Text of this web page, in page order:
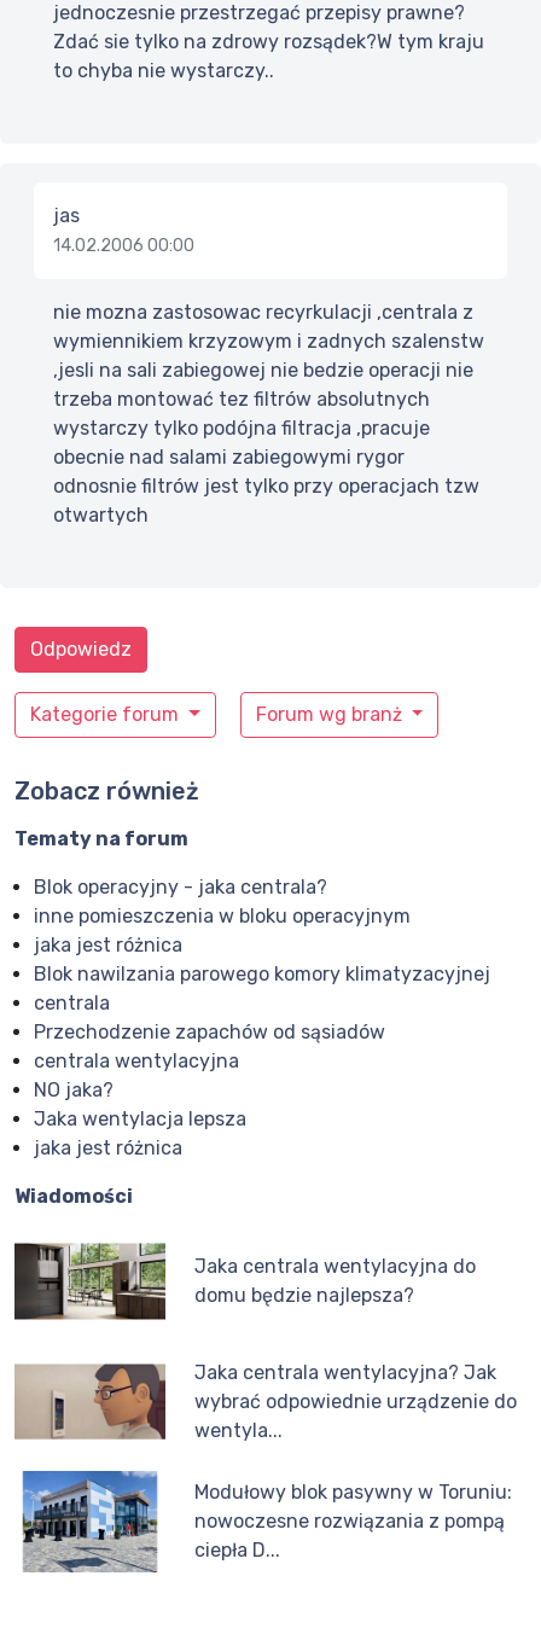
jednoczesnie przestrzegać przepisy prawne?
Zdać sie tylko na zdrowy rozsądek?W tym kraju
to chyba nie wystarczy..
jas
14.02.2006 00:00
nie mozna zastosowac recyrkulacji ,centrala z
wymiennikiem krzyzowym i zadnych szalenstw
,jesli na sali zabiegowej nie bedzie operacji nie
trzeba montować tez filtrów absolutnych
wystarczy tylko podójna filtracja ,pracuje
obecnie nad salami zabiegowymi rygor
odnosnie filtrów jest tylko przy operacjach tzw
otwartych
Kategorie forum Forum wg branż
Odpowiedz
Zobacz również
Tematy na forum
Blok operacyjny - jaka centrala?
inne pomieszczenia w bloku operacyjnym
jaka jest różnica
Blok nawilzania parowego komory klimatyzacyjnej
centrala
Przechodzenie zapachów od sąsiadów
centrala wentylacyjna
NO jaka?
Jaka wentylacja lepsza
jaka jest różnica
Wiadomości
Jaka centrala wentylacyjna do
domu będzie najlepsza?
Jaka centrala wentylacyjna? Jak
wybrać odpowiednie urządzenie do
wentyla...
Modułowy blok pasywny w Toruniu:
nowoczesne rozwiązania z pompą
ciepła D...